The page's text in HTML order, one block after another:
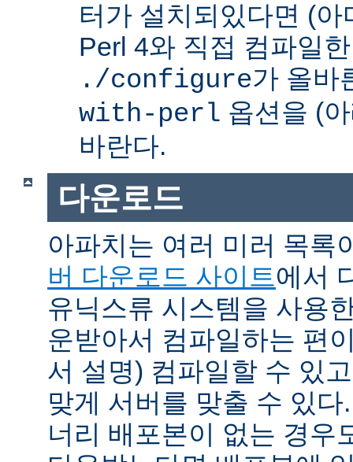
터가 설치되있다면 (
Perl 4와 직접 컴파일
./configure가 올바
with-perl 옵션을 (
바란다.
다운로드
아파치는 여러 미러 목록
버 다운로드 사이트에서
유닉스류 시스템을 사용
운받아서 컴파일하는 편
서 설명) 컴파일할 수 있
맞게 서버를 맞출 수 있
너리 배포본이 없는 경우